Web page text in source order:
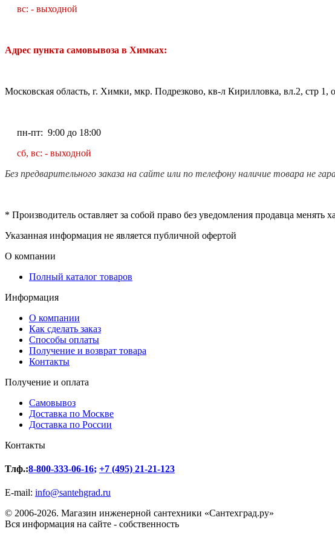
вс: - выходной
Адрес пункта самовывоза в Химках:
Московская область, г. Химки, мкр. Подрезково, кв-л Кирилловка, вл.2, стр 1,
пн-пт: 9:00 до 18:00
сб, вс: - выходной
Без предварительного заказа на сайте или по телефону наличие товара не
* Производитель оставляет за собой право без уведомления продавца
Указанная информация не является публичной офертой
О компании
Полный каталог товаров
Информация
О компании
Как сделать заказ
Способы оплаты
Получение и возврат товара
Контакты
Получение и оплата
Самовывоз
Доставка по Москве
Доставка по России
Контакты
Тлф.:8-800-333-06-16; +7 (495) 21-21-123
E-mail: info@santehgrad.ru
© 2006-2026. Магазин инженерной сантехники «Сантехград.ру»
Вся информация на сайте - собственность